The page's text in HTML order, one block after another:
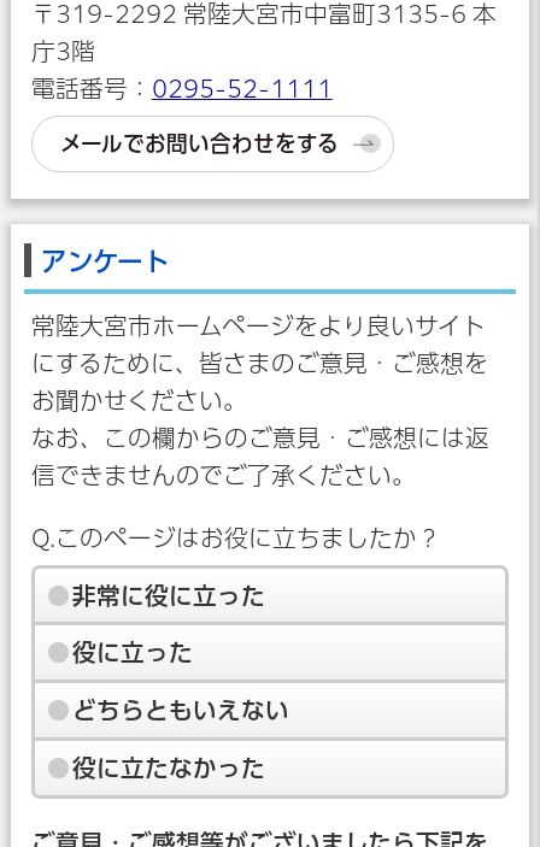
〒319-2292 常陸大宮市中富町3135-6 本
庁3階
電話番号： 0295-52-1111
メールでお問い合わせをする
アンケート
常陸大宮市ホームページをより良いサイト
にするために、皆さまのご意見・ご感想を
お聞かせください。
なお、この欄からのご意見・ご感想には返
信できませんのでご了承ください。
Q.このページはお役に立ちましたか？
非常に役に立った
役に立った
どちらともいえない
役に立たなかった